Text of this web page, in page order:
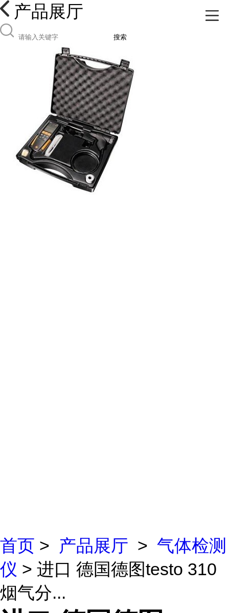
产品展厅
搜索
首页 > 产品展厅 > 气体检测
仪 > 进口 德国德图testo 310
烟气分...